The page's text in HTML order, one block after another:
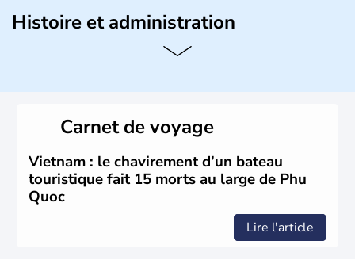
Histoire et administration
Pays d'Asie du Sud-Est situé sur l'est de la péninsule
nom récent de l'ancienne Saïgon.
Carnet de voyage
Vietnam : le chavirement d’un bateau
touristique fait 15 morts au large de Phu
Quoc
Lire l'article